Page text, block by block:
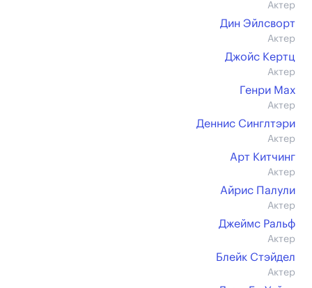
Актер
Дин Эйлсворт
Актер
Джойс Кертц
Актер
Генри Мах
Актер
Деннис Синглтэри
Актер
Арт Китчинг
Актер
Айрис Палули
Актер
Джеймс Ральф
Актер
Блейк Стэйдел
Актер